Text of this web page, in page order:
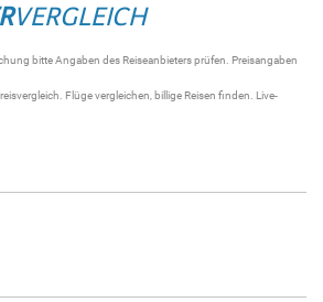
VERGLEICH
bitte Angaben des Reiseanbieters prüfen. Preisangaben
Flüge vergleichen , billige Reisen finden. Live-